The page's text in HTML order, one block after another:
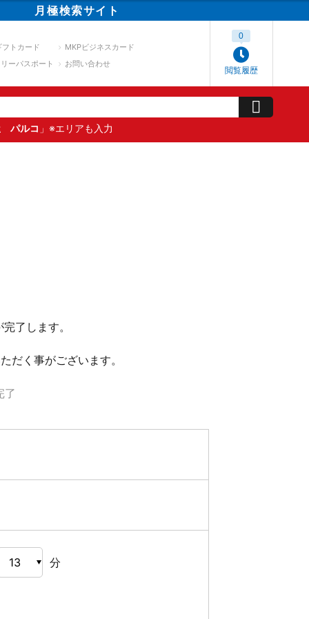
月極検索サイト
フトカード
MKPビジネスカード
ーパスポート
お問い合わせ
閲覧履歴
0
パルコ 」※エリアも入力
了します。
だく事がございます。
了
分